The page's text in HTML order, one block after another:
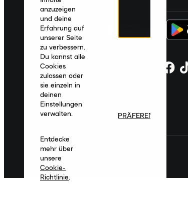
anzuzeigen
und deine
Erfahrung auf
unserer Seite
zu verbessern.
Du kannst alle
Cookies
zulassen oder
sie einzeln in
deinen
Einstellungen
verwalten.
Entdecke
mehr über
unsere
Cookie-
Richtlinie.
PRÄFERENZEN